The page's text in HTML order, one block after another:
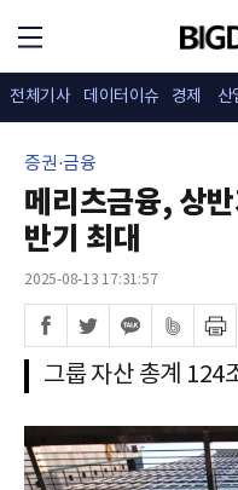
전체기사 데이터이슈 경제 산
증권·금융
메리츠금융, 상
반기 최대
2025-08-13 17:31:57
그룹 자산 총계 124